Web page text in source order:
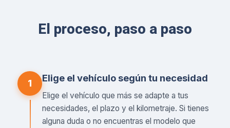
El proceso, paso a paso
1 Elige el vehículo según tu necesidad
Elige el vehículo que más se adapte a tus
necesidades, el plazo y el kilometraje. Si tienes
alguna duda o no encuentras el modelo que